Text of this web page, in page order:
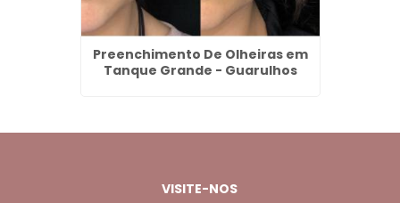
Preenchimento De Olheiras em
Tanque Grande - Guarulhos
VISITE-NOS